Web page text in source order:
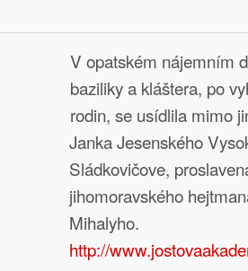
V opatském nájemním
baziliky a kláštera, po
rodin, se usídlila mimo
Janka Jesenského
Sládkovičove,
jihomoravského
Mihalyho.
http://